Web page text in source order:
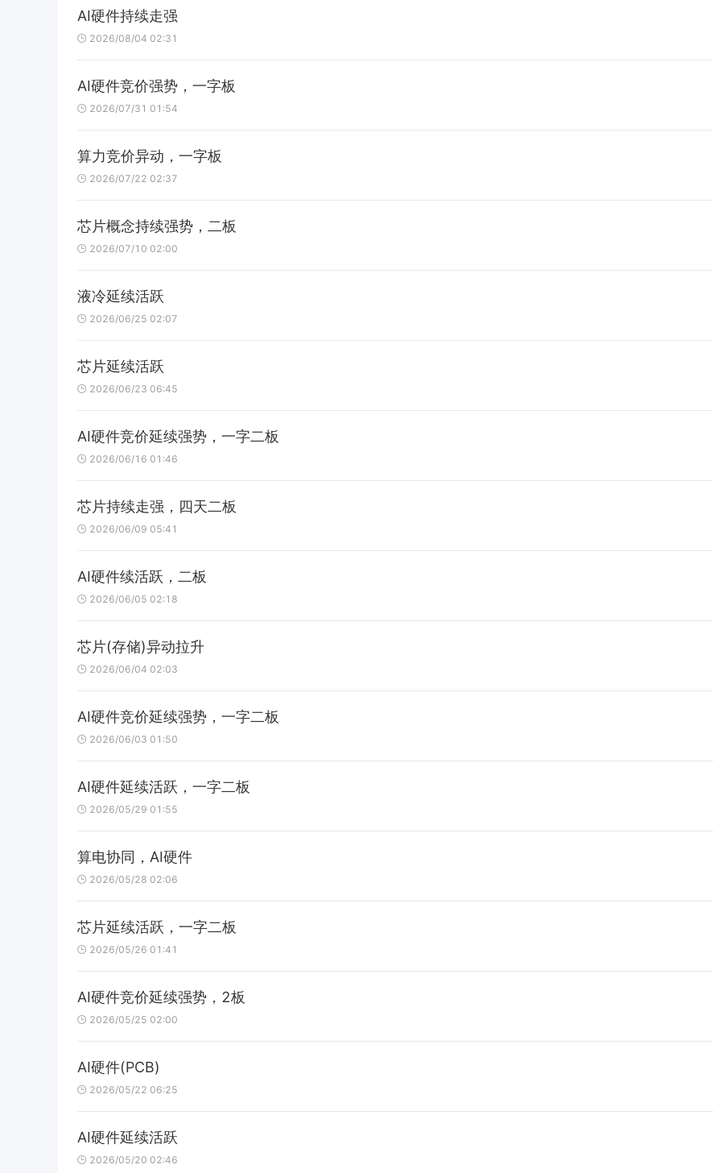
AI硬件持续走强
2026/08/04 02:31
AI硬件竞价强势，一字板
2026/07/31 01:54
算力竞价异动，一字板
2026/07/22 02:37
芯片概念持续强势，二板
2026/07/10 02:00
液冷延续活跃
2026/06/25 02:07
芯片延续活跃
2026/06/23 06:45
AI硬件竞价延续强势，一字二板
2026/06/16 01:46
芯片持续走强，四天二板
2026/06/09 05:41
AI硬件续活跃，二板
2026/06/05 02:18
芯片(存储)异动拉升
2026/06/04 02:03
AI硬件竞价延续强势，一字二板
2026/06/03 01:50
AI硬件延续活跃，一字二板
2026/05/29 01:55
算电协同，AI硬件
2026/05/28 02:06
芯片延续活跃，一字二板
2026/05/26 01:41
AI硬件竞价延续强势，2板
2026/05/25 02:00
AI硬件(PCB)
2026/05/22 06:25
AI硬件延续活跃
2026/05/20 02:46